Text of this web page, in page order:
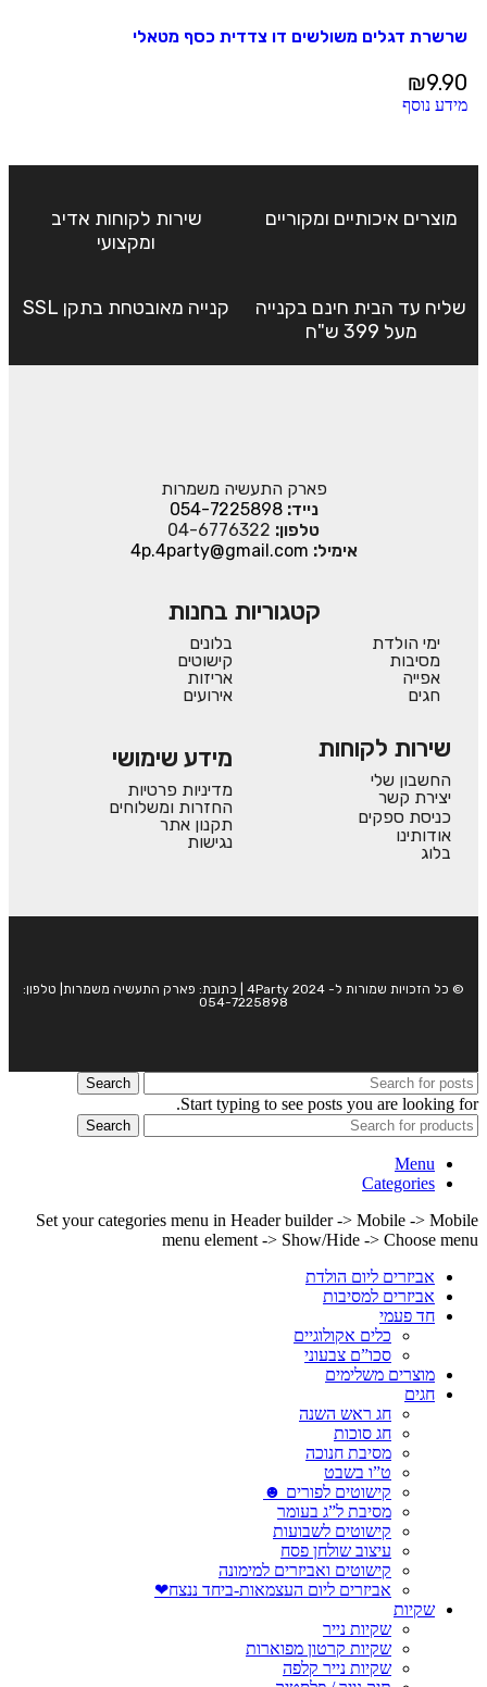
שרשרת דגלים משולשים דו צדדית כסף מטאלי
₪9.90
מידע נוסף
מוצרים איכותיים ומקוריים
שירות לקוחות אדיב
ומקצועי
שליח עד הבית חינם בקנייה
מעל 399 ש"ח
קנייה מאובטחת בתקן SSL
פארק התעשיה משמרות
נייד:054-7225898
טלפון: 04-6776322
אימיל: 4p.4party@gmail.com
קטגוריות בחנות
ימי הולדת
מסיבות
אפייה
חגים
בלונים
קישוטים
אריזות
אירועים
שירות לקוחות
החשבון שלי
יצירת קשר
כניסת ספקים
אודותינו
בלוג
מידע שימושי
מדיניות פרטיות
החזרות ומשלוחים
תקנון אתר
נגישות
© כל הזכויות שמורות ל- 4Party 2024 | כתובת: פארק התעשיה משמרות| טלפון:
054-7225898
Search
Start typing to see posts you are looking for.
Search
Menu
Categories
Set your categories menu in Header builder -> Mobile -> Mobile
menu element -> Show/Hide -> Choose menu
אביזרים ליום הולדת
אביזרים למסיבות
חד פעמי
כלים אקולוגיים
סכו”ם צבעוני
מוצרים משלימים
חגים
חג ראש השנה
חג סוכות
מסיבת חנוכה
ט”ו בשבט
קישוטים לפורים ☻
מסיבת ל”ג בעומר
קישוטים לשבועות
עיצוב שולחן פסח
קישוטים ואביזרים למימונה
אביזרים ליום העצמאות-ביחד ננצח❤
שקיות
שקיות נייר
שקיות קרטון מפוארות
שקיות נייר קלפה